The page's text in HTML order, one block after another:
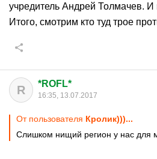
учредитель Андрей Толмачев.
Итого, смотрим кто туд трое
R *ROFL*
16:35, 13.07.2017
От пользователя Кролик)))...
Слишком нищий регион у нас для